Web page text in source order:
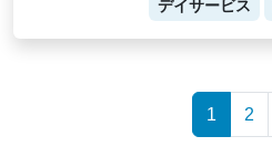
デイサービス
1 2